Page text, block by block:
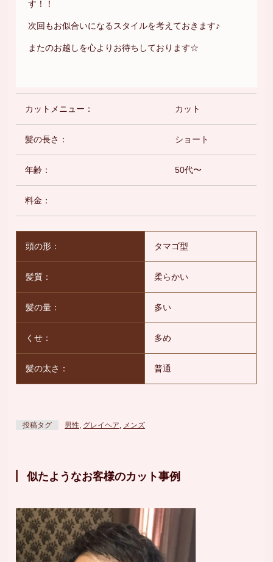
す！！
次回もお似合いになるスタイルを考えておきます♪
またのお越しを心よりお待ちしております☆
カットメニュー： カット
髪の長さ： ショート
年齢： 50代〜
料金：
頭の形： タマゴ型
髪質： 柔らかい
髪の量： 多い
くせ： 多め
髪の太さ： 普通
投稿タグ 男性, グレイヘア, メンズ
似たようなお客様のカット事例